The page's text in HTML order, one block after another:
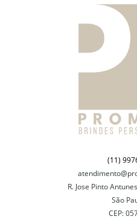
(11)
R. Jose Pinto
São
CEP: